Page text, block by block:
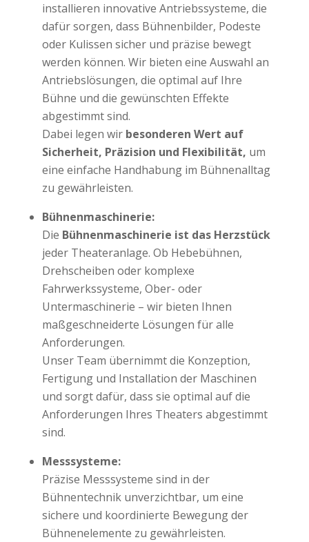
installieren innovative Antriebssysteme, die
dafür sorgen, dass Bühnenbilder, Podeste
oder Kulissen sicher und präzise bewegt
werden können. Wir bieten eine Auswahl an
Antriebslösungen, die optimal auf Ihre
Bühne und die gewünschten Effekte
abgestimmt sind.
Dabei legen wirbesonderen Wert auf
Sicherheit, Präzision und Flexibilität, um
eine einfache Handhabung im Bühnenalltag
zu gewährleisten.
Bühnenmaschinerie:
Die Bühnenmaschinerie ist das Herzstück
jeder Theateranlage. Ob Hebebühnen,
Drehscheiben oder komplexe
Fahrwerkssysteme, Ober- oder
Untermaschinerie – wir bieten Ihnen
maßgeschneiderte Lösungen für alle
Anforderungen.
Unser Team übernimmt die Konzeption,
Fertigung und Installation der Maschinen
und sorgt dafür, dass sie optimal auf die
Anforderungen Ihres Theaters abgestimmt
sind.
Messsysteme:
Präzise Messsysteme sind in der
Bühnentechnik unverzichtbar, um eine
sichere und koordinierte Bewegung der
Bühnenelemente zu gewährleisten.